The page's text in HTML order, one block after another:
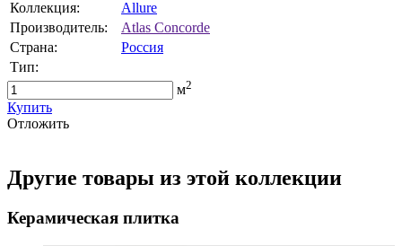
Коллекция:
Allure
Производитель:
Atlas Concorde
Страна:
Россия
Тип:
м2
Купить
Oтложить
Другие товары из этой коллекции
Керамическая плитка